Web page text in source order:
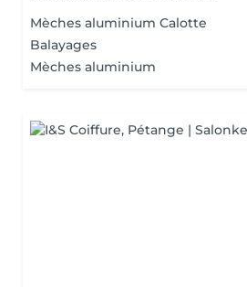
Mèches aluminium Calotte
Balayages
Mèches aluminium